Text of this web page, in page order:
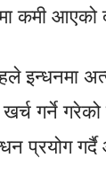
कमी आएको
इन्धनमा
गर्ने
प्रयोग